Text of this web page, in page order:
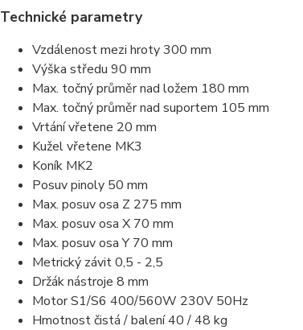
Technické parametry
Vzdálenost mezi hroty 300 mm
Výška středu 90 mm
Max. točný průměr nad ložem 180 mm
Max. točný průměr nad suportem 105 mm
Vrtání vřetene 20 mm
Kužel vřetene MK3
Koník MK2
Posuv pinoly 50 mm
Max. posuv osa Z 275 mm
Max. posuv osa X 70 mm
Max. posuv osa Y 70 mm
Metrický závit 0,5 - 2,5
Držák nástroje 8 mm
Motor S1/S6 400/560W 230V 50Hz
Hmotnost čistá / balení 40 / 48 kg